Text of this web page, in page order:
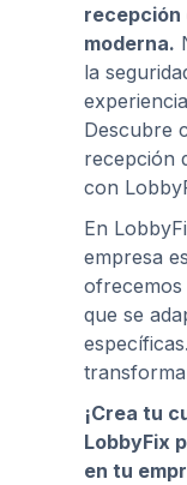
recepción
moderna.
la
Descubre
recepción
con
En
empresa
ofrecemos
que se
¡Crea tu
LobbyFix
en tu